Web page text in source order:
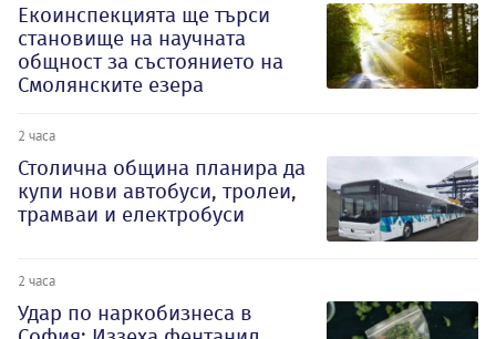
Екоинспекцията ще търси
становище на научната
общност за състоянието на
Смолянските езера
2 часа
Столична община планира да
купи нови автобуси, тролеи,
трамваи и електробуси
2 часа
Удар по наркобизнеса в